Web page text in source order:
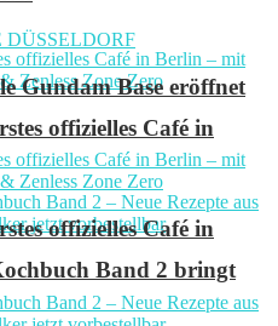
offizielles Café in
Band 2 bringt
Gundam Base eröffnet
offizielles Café in